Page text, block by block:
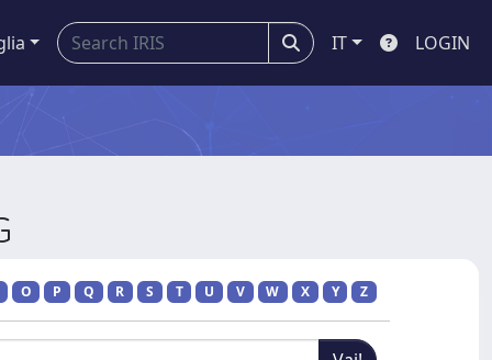
IT LOGIN
O P Q R S T U V W X Y Z